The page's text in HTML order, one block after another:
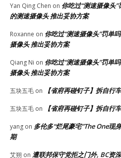
Yan Qing Chen on 你吃过“测速摄像头
的测速摄像头 推出妥协方案
Roxanne on 你吃过“测速摄像头”罚单
摄像头 推出妥协方案
Qiang Ni on 你吃过“测速摄像头”罚单
摄像头 推出妥协方案
五块五毛 on 【省府再碰钉子】拆自行
五块五毛 on 【省府再碰钉子】拆自行
yang on 多伦多“烂尾豪宅”The One现
期
艾朔 on 遭联邦保守党拒之门外, BC资